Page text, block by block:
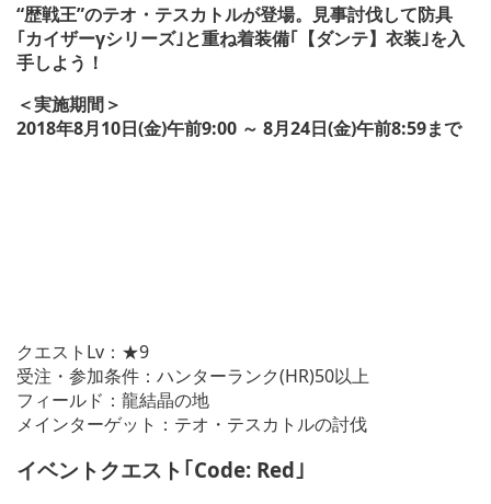
“歴戦王”のテオ・テスカトルが登場。見事討伐して防具
｢カイザーγシリーズ｣と重ね着装備｢【ダンテ】衣装｣を入
手しよう！
＜実施期間＞
2018年8月10日(金)午前9:00 ～ 8月24日(金)午前8:59まで
クエストLv：★9
受注・参加条件：ハンターランク(HR)50以上
フィールド：龍結晶の地
メインターゲット：テオ・テスカトルの討伐
イベントクエスト｢Code: Red｣